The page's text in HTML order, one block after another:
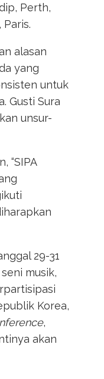
Perth,
alasan
yang
untuk
Gusti Sura
unsur-
“SIPA
29-31
musik,
Korea,
,
akan